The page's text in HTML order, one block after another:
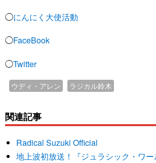
◯にんにく大使活動
◯FaceBook
◯Twitter
ウディ・アレン ラジカル鈴木
関連記事
Radical Suzuki Official
地上波初放送！『ジュラシック・ワ